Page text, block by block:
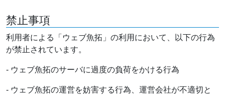
禁止事項
利用者による「ウェブ魚拓」の利用において、以下の行為
が禁止されています。
- ウェブ魚拓のサーバに過度の負荷をかける行為
- ウェブ魚拓の運営を妨害する行為、運営会社が不適切と